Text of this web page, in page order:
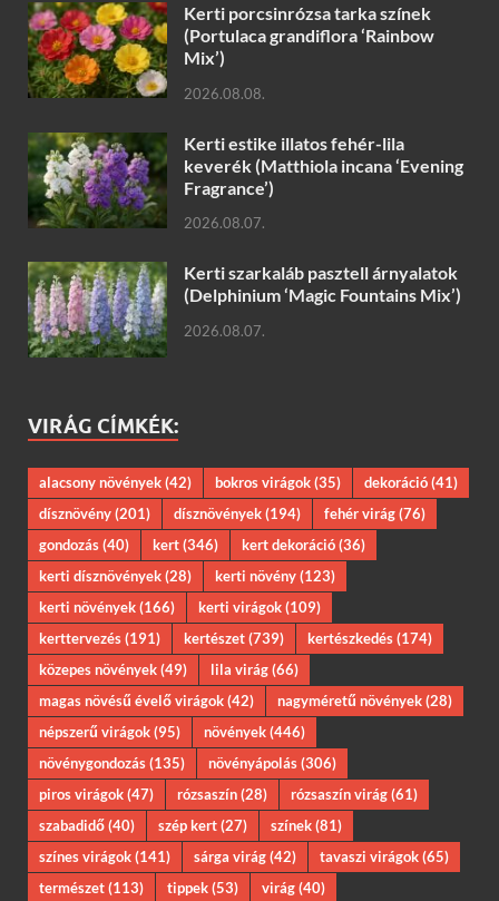
Kerti porcsinrózsa tarka színek
(Portulaca grandiflora ‘Rainbow
Mix’)
2026.08.08.
Kerti estike illatos fehér-lila
keverék (Matthiola incana ‘Evening
Fragrance’)
2026.08.07.
Kerti szarkaláb pasztell árnyalatok
(Delphinium ‘Magic Fountains Mix’)
2026.08.07.
VIRÁG CÍMKÉK:
alacsony növények(42) bokros virágok(35) dekoráció(41)
dísznövény(201) dísznövények(194) fehér virág(76)
gondozás(40) kert(346) kert dekoráció(36)
kerti dísznövények(28) kerti növény(123)
kerti növények(166) kerti virágok(109)
kerttervezés(191) kertészet(739) kertészkedés(174)
közepes növények(49) lila virág(66)
magas növésű évelő virágok(42) nagyméretű növények(28)
népszerű virágok(95) növények(446)
növénygondozás(135) növényápolás(306)
piros virágok(47) rózsaszín(28) rózsaszín virág(61)
szabadidő(40) szép kert(27) színek(81)
színes virágok(141) sárga virág(42) tavaszi virágok(65)
természet(113) tippek(53) virág(40)